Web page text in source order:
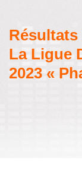
Résultats
La Ligue
2023 «